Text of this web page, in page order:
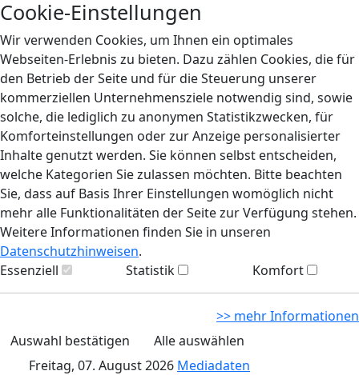
Cookie-Einstellungen
Wir verwenden Cookies, um Ihnen ein optimales
Webseiten-Erlebnis zu bieten. Dazu zählen Cookies, die für
den Betrieb der Seite und für die Steuerung unserer
kommerziellen Unternehmensziele notwendig sind, sowie
solche, die lediglich zu anonymen Statistikzwecken, für
Komforteinstellungen oder zur Anzeige personalisierter
Inhalte genutzt werden. Sie können selbst entscheiden,
welche Kategorien Sie zulassen möchten. Bitte beachten
Sie, dass auf Basis Ihrer Einstellungen womöglich nicht
mehr alle Funktionalitäten der Seite zur Verfügung stehen.
Weitere Informationen finden Sie in unseren
Datenschutzhinweisen.
Essenziell
Statistik Komfort
>> mehr Informationen
Auswahl bestätigen
Alle auswählen
Freitag, 07. August 2026 Mediadaten